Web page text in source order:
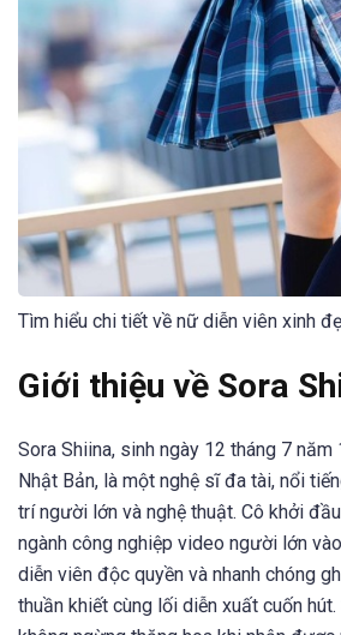
Tìm hiểu chi tiết về nữ diễn viên xinh
Giới thiệu về Sora
Sora Shiina, sinh ngày 12 tháng 7
Nhật Bản, là một nghệ sĩ đa tài, nổi
trí người lớn và nghệ thuật. Cô khởi
ngành công nghiệp video người lớn
diễn viên độc quyền và nhanh chóng
thuần khiết cùng lối diễn xuất cuốn